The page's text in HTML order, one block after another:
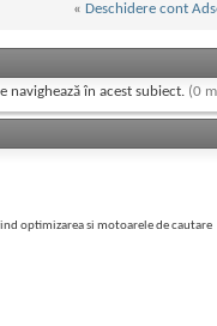
« Deschidere cont
navighează în acest subiect. (0
optimizarea si motoarele de cautare